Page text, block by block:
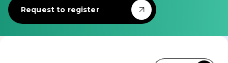
Request to register